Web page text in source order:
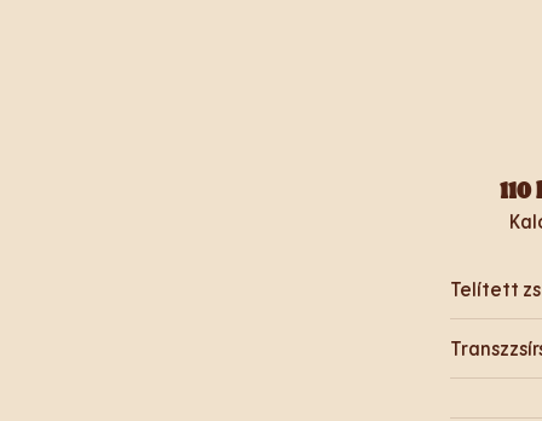
110
Telített